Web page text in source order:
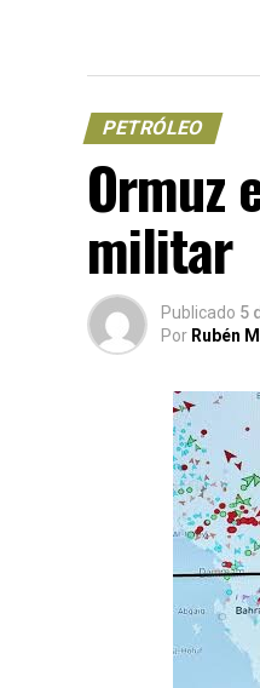
PETRÓLEO
Ormuz
militar
Publicado 5
Por Rubén